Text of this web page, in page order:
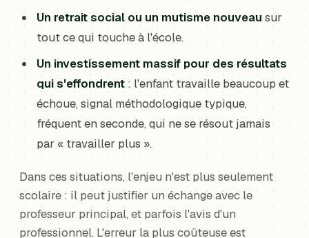
Un retrait social ou un mutisme nouveau sur
tout ce qui touche à l'école.
Un investissement massif pour des résultats
qui s'effondrent : l'enfant travaille beaucoup et
échoue, signal méthodologique typique,
fréquent en seconde, qui ne se résout jamais
par « travailler plus ».
Dans ces situations, l'enjeu n'est plus seulement
scolaire : il peut justifier un échange avec le
professeur principal, et parfois l'avis d'un
professionnel. L'erreur la plus coûteuse est